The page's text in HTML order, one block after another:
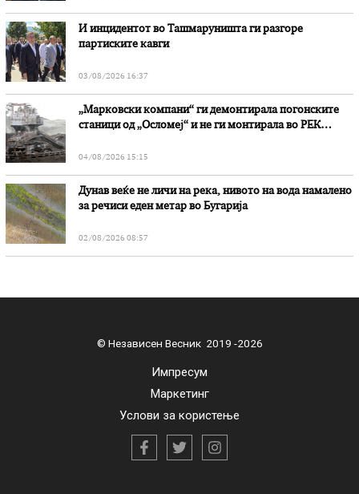
И инцидентот во Ташмаруништa ги разгоре
партиските кавги
03/08/2026 16:37
„Марковски компани“ ги демонтирала погонските
станици од „Осломеј“ и не ги монтирала во РЕК
04/08/2026 15:15
Дунав веќе не личи на река, нивото на вода намалено
за речиси еден метар во Бугарија
02/08/2026 08:57
© Независен Весник 2019 -2026
Импресум
Маркетинг
Услови за користење